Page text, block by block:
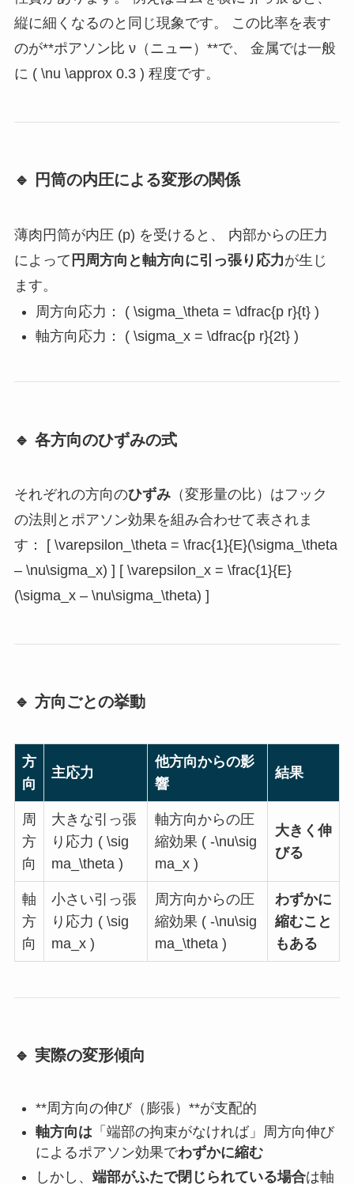
縦に細くなるのと同じ現象です。 この比率を表す
のが**ポアソン比 ν（ニュー）**で、 金属では一般
に ( \nu \approx 0.3 ) 程度です。
🔹 円筒の内圧による変形の関係
薄肉円筒が内圧 (p) を受けると、 内部からの圧力
によって 円周方向と軸方向に引っ張り応力が生じ
ます。
周方向応力： ( \sigma_\theta = \dfrac{p r}{t} )
軸方向応力： ( \sigma_x = \dfrac{p r}{2t} )
🔹 各方向のひずみの式
それぞれの方向のひずみ（変形量の比）はフック
の法則とポアソン効果を組み合わせて表されま
す： [ \varepsilon_\theta = \frac{1}{E}(\sigma_\theta
– \nu\sigma_x) ] [ \varepsilon_x = \frac{1}{E}
(\sigma_x – \nu\sigma_\theta) ]
🔹 方向ごとの挙動
方
向
主応力
他方向からの影
響
結果
周
方
向
大きな引っ張
り応力 ( \sig
ma_\theta )
軸方向からの圧
縮効果 ( -\nu\sig
ma_x )
大きく伸
びる
軸
方
向
小さい引っ張
り応力 ( \sig
ma_x )
周方向からの圧
縮効果 ( -\nu\sig
ma_\theta )
わずかに
縮むこと
もある
🔹 実際の変形傾向
**周方向の伸び（膨張）**が支配的
軸方向は「端部の拘束がなければ」周方向伸び
によるポアソン効果でわずかに縮む
しかし、 端部がふたで閉じられている場合は軸